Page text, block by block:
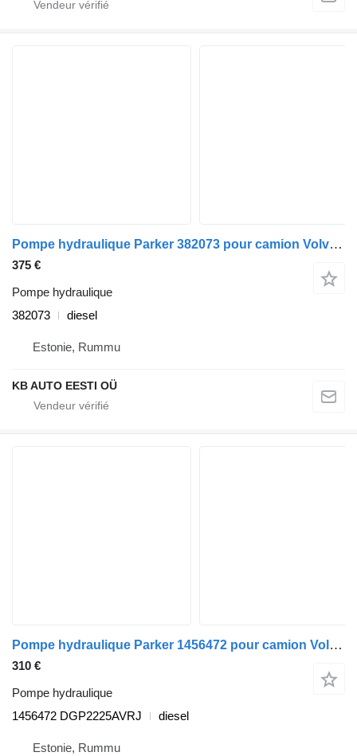
Pompe hydraulique Parker 382073 pour camion Volvo FM7-FM12, FM, FMX (1998-2014)
375 €
Pompe hydraulique
382073
diesel
Estonie, Rummu
KB AUTO EESTI OÜ
Pompe hydraulique Parker 1456472 pour camion Volvo FM7-FM12, FM, FMX (1998-2014)
310 €
Pompe hydraulique
1456472 DGP2225AVRJ
diesel
Estonie, Rummu